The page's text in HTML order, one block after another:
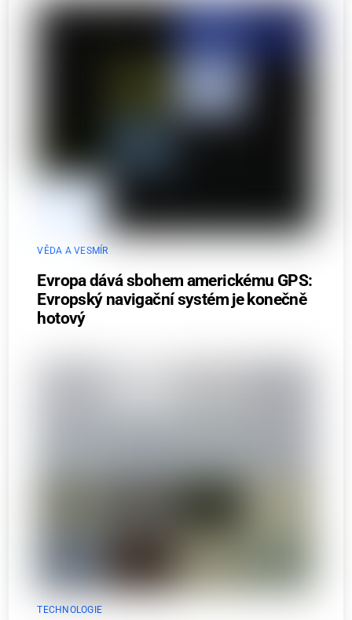
VĚDA A VESMÍR
Evropa dává sbohem americkému GPS:
Evropský navigační systém je konečně
hotový
TECHNOLOGIE